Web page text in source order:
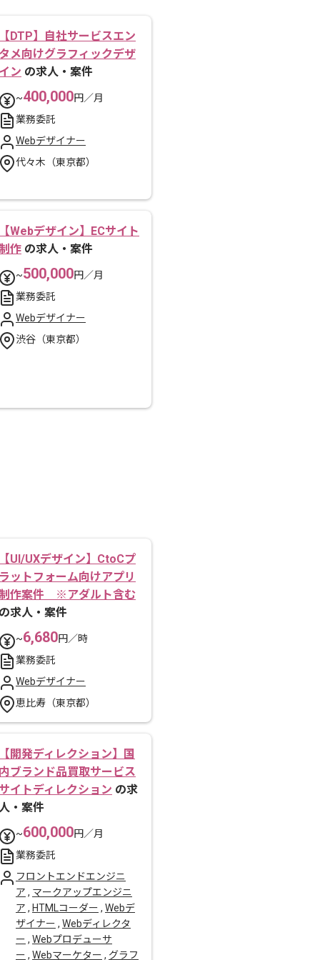
DTP】自社サービスエン
メ向けグラフィックデザ
ン の求人・案件
~400,000円／月
業務委託
Webデザイナー
代々木（東京都）
Webデザイン】ECサイト
作 の求人・案件
~500,000円／月
業務委託
Webデザイナー
渋谷（東京都）
UI/UXデザイン】CtoCプ
ットフォーム向けアプリ
作案件 ※アダルト含む
求人・案件
~6,680円／時
業務委託
Webデザイナー
恵比寿（東京都）
開発ディレクション】国
ブランド品買取サービス
イトディレクション の求
・案件
~600,000円／月
業務委託
フロントエンドエンジニ
ア , マークアップエンジニ
ア , HTMLコーダー , Webデ
ザイナー , Webディレクタ
ー , Webプロデューサ
ー , Webマーケター , グラフ